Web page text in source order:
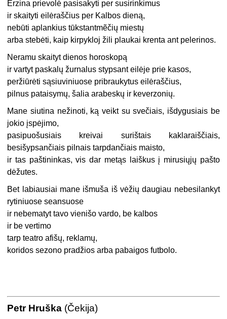
Erzina prievolė pasisakyti per susirinkimus
ir skaityti eilėraščius per Kalbos dieną,
nebūti aplankius tūkstantmẽčių miestų
arba stebėti, kaip kirpykloj žili plaukai krenta ant pelerinos.
Neramu skaityt dienos horoskopą
ir vartyt paskalų žurnalus stypsant eilėje prie kasos,
peržiūrėti sąsiuviniuose pribraukytus eilėraščius,
pilnus pataisymų, šalia arabeskų ir keverzonių.
Mane siutina nežinoti, ką veikt su svečiais, išdygusiais be
jokio įspėjimo,
pasipuošusiais kreivai surištais kaklaraiščiais,
besišypsančiais pilnais tarpdančiais maisto,
ir tas paštininkas, vis dar metąs laiškus į mirusiųjų pašto
dėžutes.
Bet labiausiai mane išmuša iš vėžių daugiau nebesilankyt
rytiniuose seansuose
ir nebematyt tavo vienišo vardo, be kalbos
ir be vertimo
tarp teatro afišų, reklamų,
koridos sezono pradžios arba pabaigos futbolo.
Petr Hruška (Čekija)